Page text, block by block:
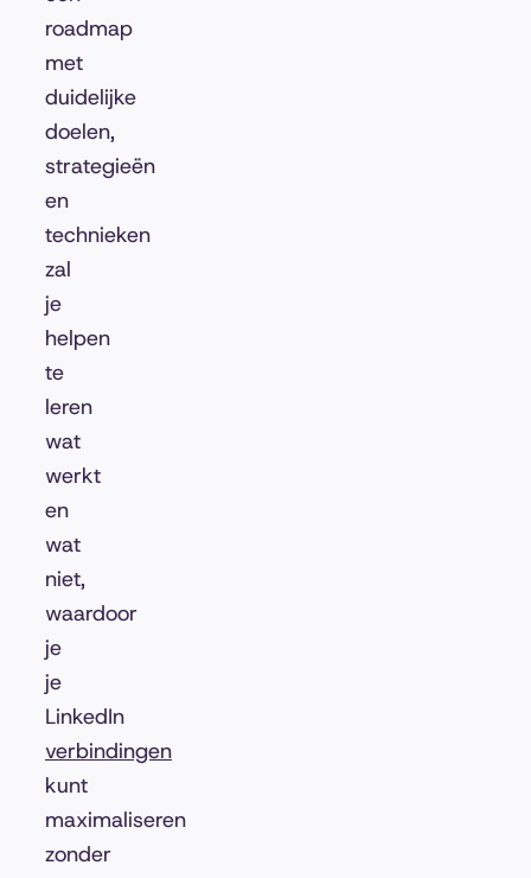
roadmap
met
duidelijke
doelen,
strategieën
en
technieken
zal
je
helpen
te
leren
wat
werkt
en
wat
niet,
waardoor
je
je
LinkedIn
verbindingen
kunt
maximaliseren
zonder